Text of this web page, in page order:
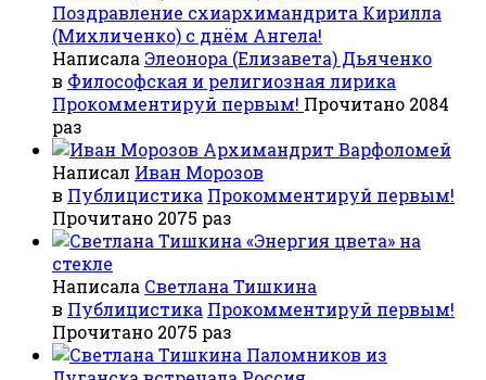
Поздравление схиархимандрита Кирилла
(Михличенко) с днём Ангела!
Написала Элеонора (Елизавета) Дьяченко
в Философская и религиозная лирика
Прокомментируй первым! Прочитано 2084
раз
Архимандрит Варфоломей
Написал Иван Морозов
в Публицистика Прокомментируй первым!
Прочитано 2075 раз
«Энергия цвета» на
стекле
Написала Светлана Тишкина
в Публицистика Прокомментируй первым!
Прочитано 2075 раз
Паломников из